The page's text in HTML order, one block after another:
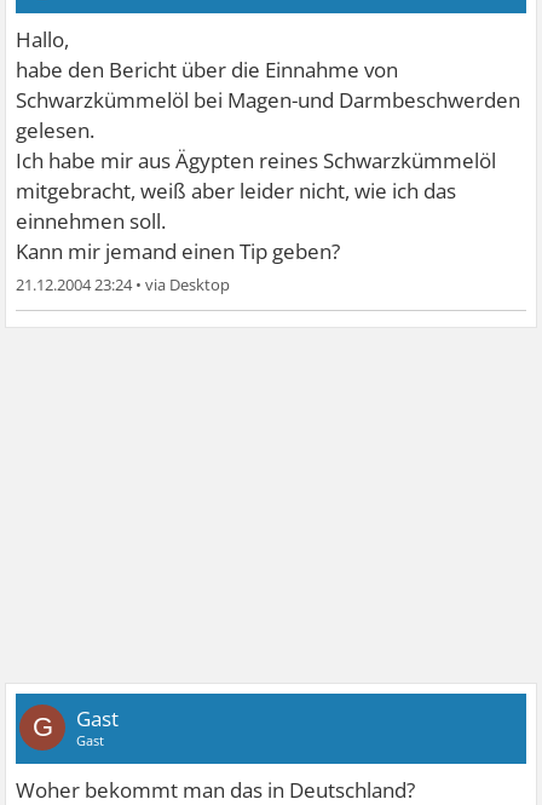
Hallo,
habe den Bericht über die Einnahme von
Schwarzkümmelöl bei Magen-und Darmbeschwerden
gelesen.
Ich habe mir aus Ägypten reines Schwarzkümmelöl
mitgebracht, weiß aber leider nicht, wie ich das
einnehmen soll.
Kann mir jemand einen Tip geben?
21.12.2004 23:24•
G Gast
Gast
Woher bekommt man das in Deutschland?